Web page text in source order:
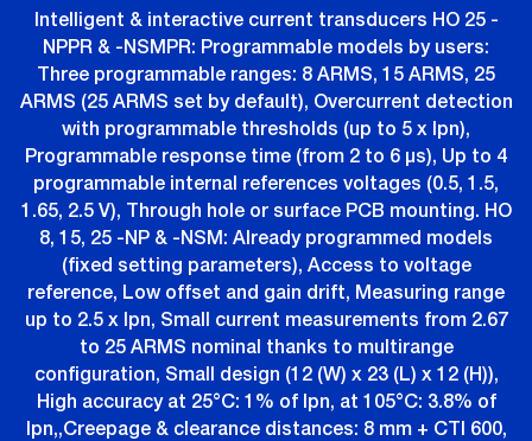
Intelligent & interactive current transducers HO 25 -
NPPR & -NSMPR: Programmable models by users:
Three programmable ranges: 8 ARMS, 15 ARMS, 25
ARMS (25 ARMS set by default), Overcurrent detection
with programmable thresholds (up to 5 x Ipn),
Programmable response time (from 2 to 6 µs), Up to 4
programmable internal references voltages (0.5, 1.5,
1.65, 2.5 V), Through hole or surface PCB mounting. HO
8, 15, 25 -NP & -NSM: Already programmed models
(fixed setting parameters), Access to voltage
reference, Low offset and gain drift, Measuring range
up to 2.5 x Ipn, Small current measurements from 2.67
to 25 ARMS nominal thanks to multirange
configuration, Small design (12 (W) x 23 (L) x 12 (H)),
High accuracy at 25°C: 1% of Ipn, at 105°C: 3.8% of
Ipn,,Creepage & clearance distances: 8 mm + CTI 600,